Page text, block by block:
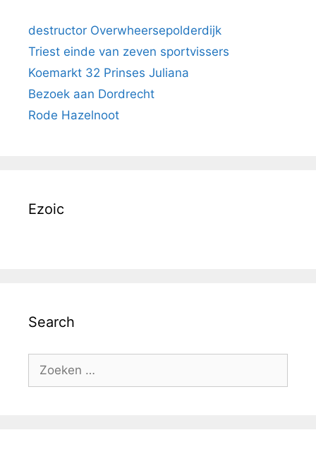
destructor Overwheersepolderdijk
Triest einde van zeven sportvissers
Koemarkt 32 Prinses Juliana
Bezoek aan Dordrecht
Rode Hazelnoot
Ezoic
Search
Zoek